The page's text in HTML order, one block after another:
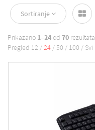
Sortiranje
Prikazano 1–24 od 70 rezultata
Pregled 12 /24 /50 / 100 / Svi